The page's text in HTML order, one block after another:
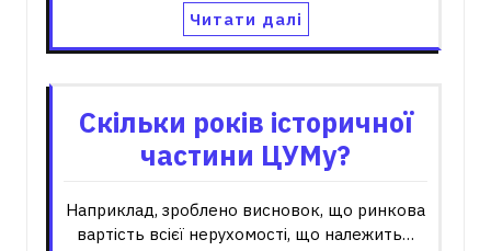
Читати далі
Скільки років історичної
частини ЦУМу?
Наприклад, зроблено висновок, що ринкова
вартість всієї нерухомості, що належить…